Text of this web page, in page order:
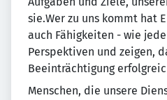
sie.Wer zu uns kommt hat
auch Fähigkeiten - wie
Perspektiven und zeigen,
Beeinträchtigung
Menschen, die unsere